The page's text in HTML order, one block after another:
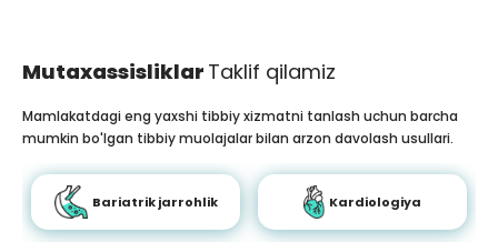
Mutaxassisliklar Taklif qilamiz
Mamlakatdagi eng yaxshi tibbiy xizmatni tanlash uchun barcha
mumkin bo'lgan tibbiy muolajalar bilan arzon davolash usullari.
Bariatrik jarrohlik Kardiologiya